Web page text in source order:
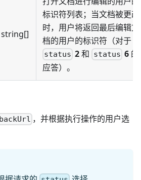
string[]
标识符列表；当文档被更改
时，用户将返回最后编辑文
档的用户的标识符（对于
status 2和 status 6的
应答）。
，并根据执行操作的用户选